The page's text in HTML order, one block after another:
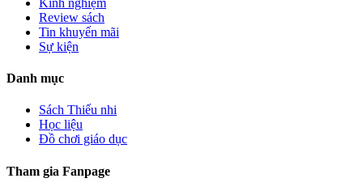
Kinh nghiệm
Review sách
Tin khuyến mãi
Sự kiện
Danh mục
Sách Thiếu nhi
Học liệu
Đồ chơi giáo dục
Tham gia Fanpage